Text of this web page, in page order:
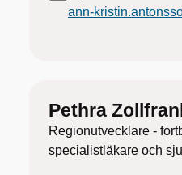
ann-
Pethra
Regionutvecklare -
specialistläkare och